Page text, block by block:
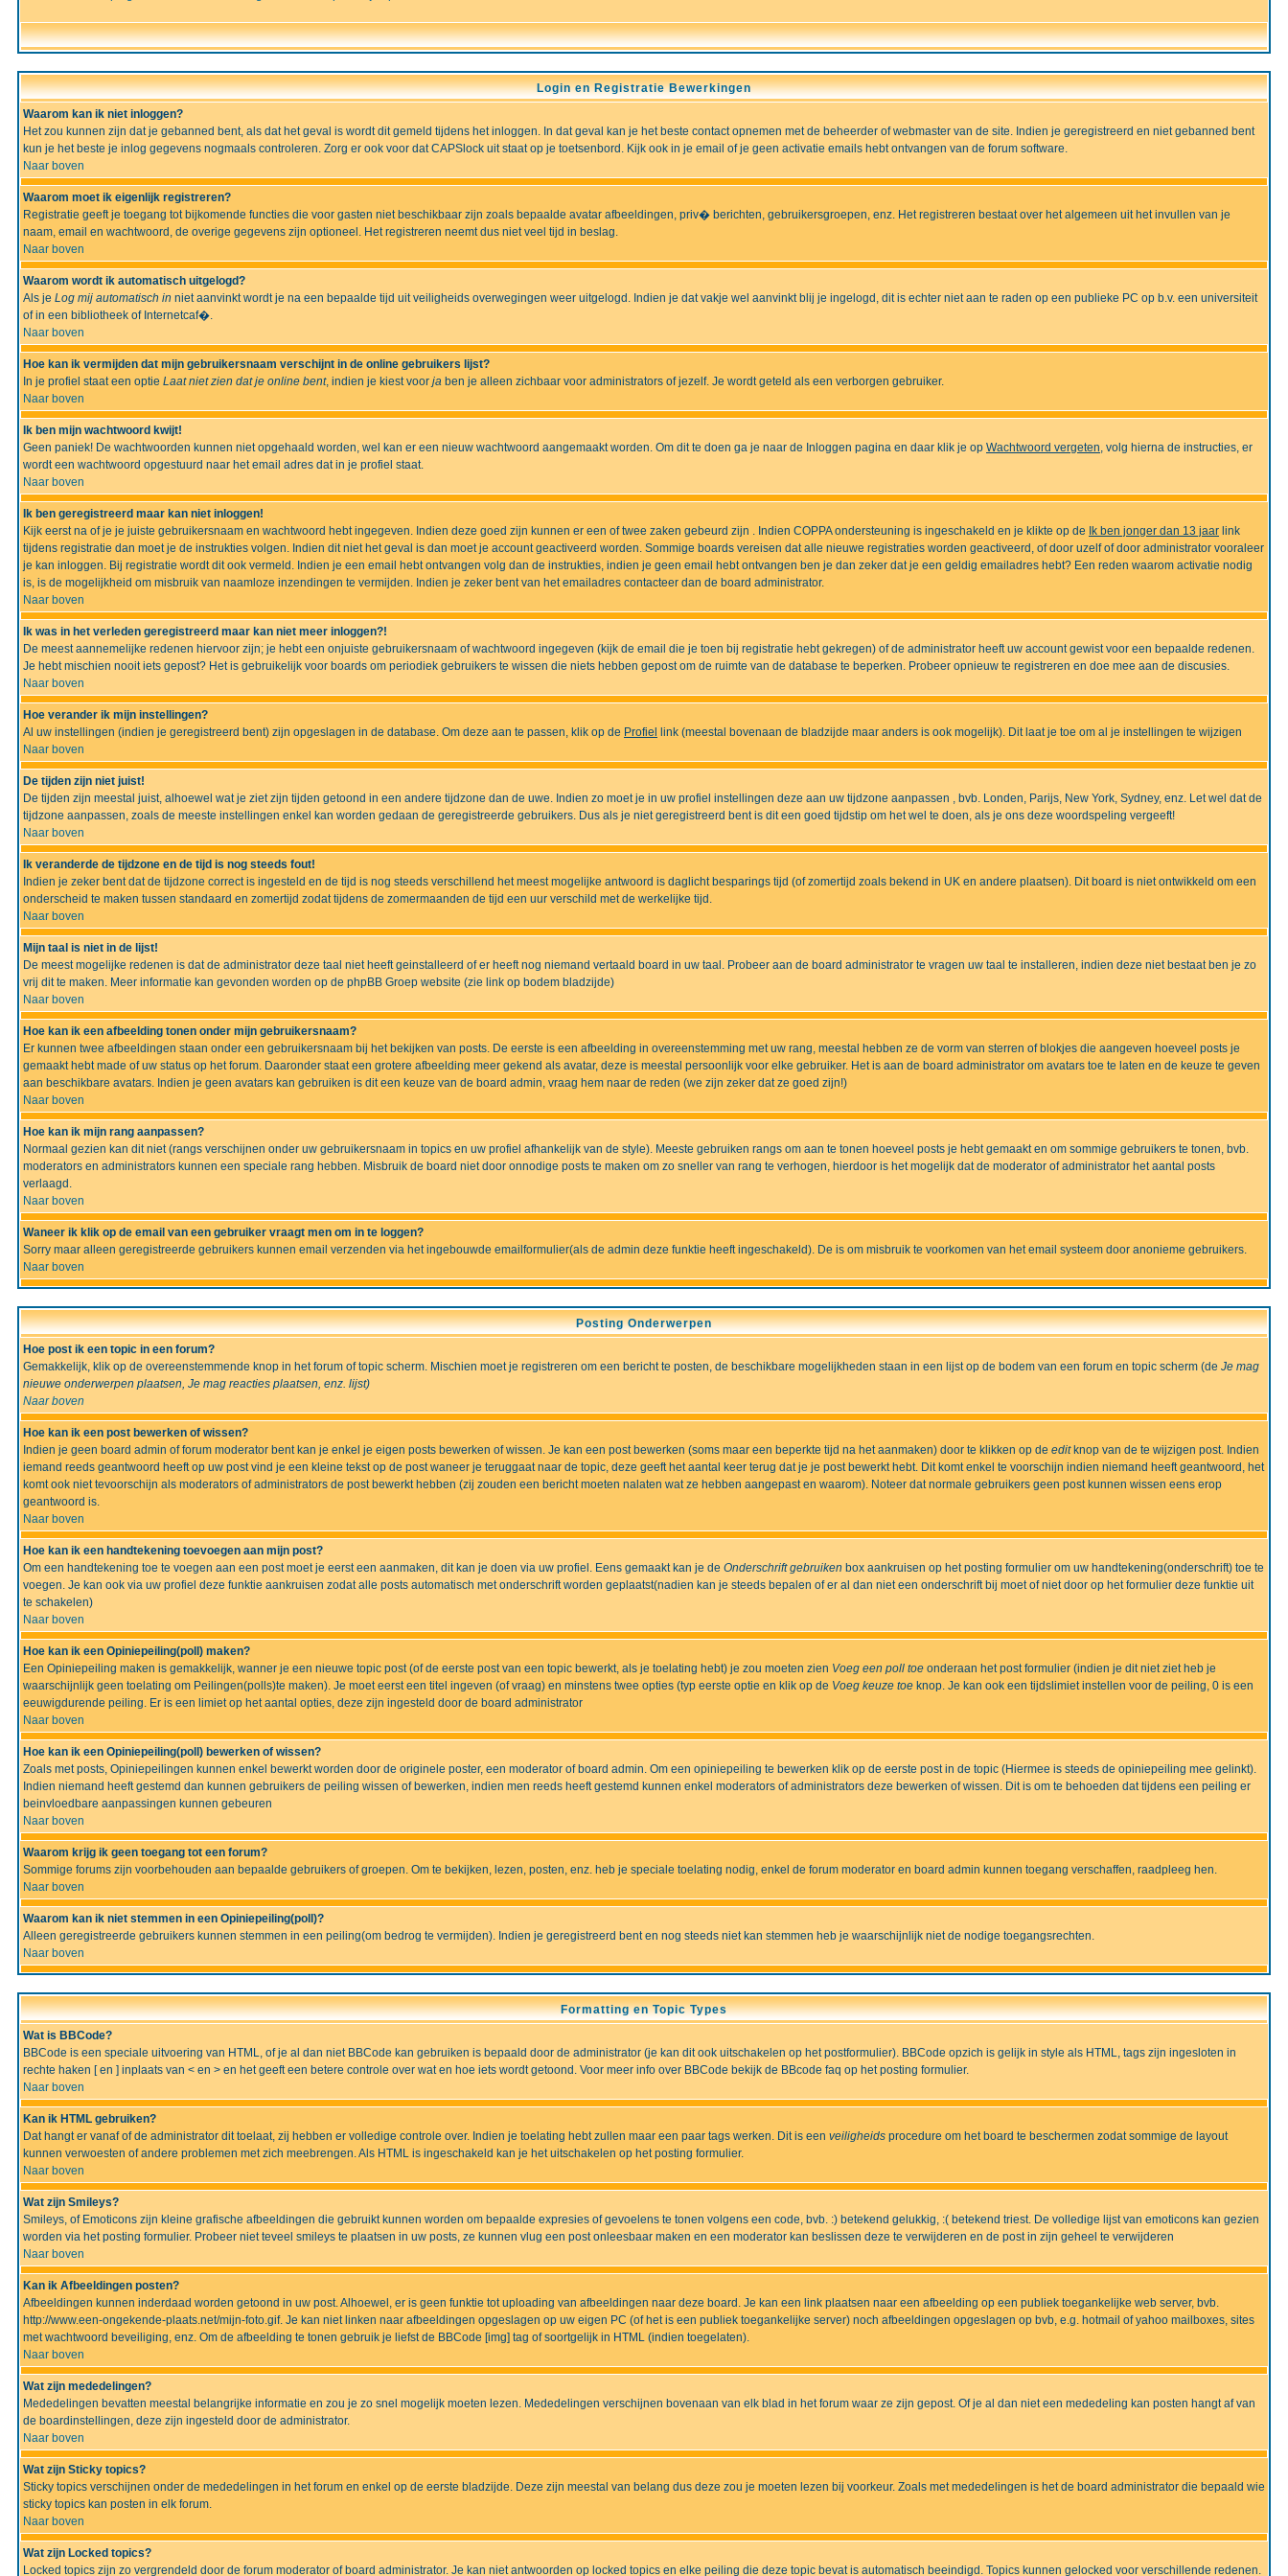
Login en Registratie Bewerkingen
Waarom kan ik niet inloggen?
Het zou kunnen zijn dat je gebanned bent, als dat het geval is wordt dit gemeld tijdens het inloggen. In dat geval kan je het beste contact opnemen met de beheerder of webmaster van de site. Indien je geregistreerd en niet gebanned bent
kun je het beste je inlog gegevens nogmaals controleren. Zorg er ook voor dat CAPSlock uit staat op je toetsenbord. Kijk ook in je email of je geen activatie emails hebt ontvangen van de forum software.
Naar boven
Waarom moet ik eigenlijk registreren?
Registratie geeft je toegang tot bijkomende functies die voor gasten niet beschikbaar zijn zoals bepaalde avatar afbeeldingen, priv� berichten, gebruikersgroepen, enz. Het registreren bestaat over het algemeen uit het invullen van je
naam, email en wachtwoord, de overige gegevens zijn optioneel. Het registreren neemt dus niet veel tijd in beslag.
Naar boven
Waarom wordt ik automatisch uitgelogd?
Als je Log mij automatisch in niet aanvinkt wordt je na een bepaalde tijd uit veiligheids overwegingen weer uitgelogd. Indien je dat vakje wel aanvinkt blij je ingelogd, dit is echter niet aan te raden op een publieke PC op b.v. een universiteit
of in een bibliotheek of Internetcaf�.
Naar boven
Hoe kan ik vermijden dat mijn gebruikersnaam verschijnt in de online gebruikers lijst?
In je profiel staat een optie Laat niet zien dat je online bent, indien je kiest voor ja ben je alleen zichbaar voor administrators of jezelf. Je wordt geteld als een verborgen gebruiker.
Naar boven
Ik ben mijn wachtwoord kwijt!
Geen paniek! De wachtwoorden kunnen niet opgehaald worden, wel kan er een nieuw wachtwoord aangemaakt worden. Om dit te doen ga je naar de Inloggen pagina en daar klik je op Wachtwoord vergeten, volg hierna de instructies, er
wordt een wachtwoord opgestuurd naar het email adres dat in je profiel staat.
Naar boven
Ik ben geregistreerd maar kan niet inloggen!
Kijk eerst na of je je juiste gebruikersnaam en wachtwoord hebt ingegeven. Indien deze goed zijn kunnen er een of twee zaken gebeurd zijn . Indien COPPA ondersteuning is ingeschakeld en je klikte op de Ik ben jonger dan 13 jaar link
tijdens registratie dan moet je de instrukties volgen. Indien dit niet het geval is dan moet je account geactiveerd worden. Sommige boards vereisen dat alle nieuwe registraties worden geactiveerd, of door uzelf of door administrator vooraleer
je kan inloggen. Bij registratie wordt dit ook vermeld. Indien je een email hebt ontvangen volg dan de instrukties, indien je geen email hebt ontvangen ben je dan zeker dat je een geldig emailadres hebt? Een reden waarom activatie nodig
is, is de mogelijkheid om misbruik van naamloze inzendingen te vermijden. Indien je zeker bent van het emailadres contacteer dan de board administrator.
Naar boven
Ik was in het verleden geregistreerd maar kan niet meer inloggen?!
De meest aannemelijke redenen hiervoor zijn; je hebt een onjuiste gebruikersnaam of wachtwoord ingegeven (kijk de email die je toen bij registratie hebt gekregen) of de administrator heeft uw account gewist voor een bepaalde redenen.
Je hebt mischien nooit iets gepost? Het is gebruikelijk voor boards om periodiek gebruikers te wissen die niets hebben gepost om de ruimte van de database te beperken. Probeer opnieuw te registreren en doe mee aan de discusies.
Naar boven
Hoe verander ik mijn instellingen?
Al uw instellingen (indien je geregistreerd bent) zijn opgeslagen in de database. Om deze aan te passen, klik op de Profiel
link (meestal bovenaan de bladzijde maar anders is ook mogelijk). Dit laat je toe om al je instellingen te wijzigen
Naar boven
De tijden zijn niet juist!
De tijden zijn meestal juist, alhoewel wat je ziet zijn tijden getoond in een andere tijdzone dan de uwe. Indien zo moet je in uw profiel instellingen deze aan uw tijdzone aanpassen , bvb. Londen, Parijs, New York, Sydney, enz. Let wel dat de
tijdzone aanpassen, zoals de meeste instellingen enkel kan worden gedaan de geregistreerde gebruikers. Dus als je niet geregistreerd bent is dit een goed tijdstip om het wel te doen, als je ons deze woordspeling vergeeft!
Naar boven
Ik veranderde de tijdzone en de tijd is nog steeds fout!
Indien je zeker bent dat de tijdzone correct is ingesteld en de tijd is nog steeds verschillend het meest mogelijke antwoord is daglicht besparings tijd (of zomertijd zoals bekend in UK en andere plaatsen). Dit board is niet ontwikkeld om een
onderscheid te maken tussen standaard en zomertijd zodat tijdens de zomermaanden de tijd een uur verschild met de werkelijke tijd.
Naar boven
Mijn taal is niet in de lijst!
De meest mogelijke redenen is dat de administrator deze taal niet heeft geinstalleerd of er heeft nog niemand vertaald board in uw taal. Probeer aan de board administrator te vragen uw taal te installeren, indien deze niet bestaat ben je zo
vrij dit te maken. Meer informatie kan gevonden worden op de phpBB Groep website (zie link op bodem bladzijde)
Naar boven
Hoe kan ik een afbeelding tonen onder mijn gebruikersnaam?
Er kunnen twee afbeeldingen staan onder een gebruikersnaam bij het bekijken van posts. De eerste is een afbeelding in overeenstemming met uw rang, meestal hebben ze de vorm van sterren of blokjes die aangeven hoeveel posts je
gemaakt hebt made of uw status op het forum. Daaronder staat een grotere afbeelding meer gekend als avatar, deze is meestal persoonlijk voor elke gebruiker. Het is aan de board administrator om avatars toe te laten en de keuze te geven
aan beschikbare avatars. Indien je geen avatars kan gebruiken is dit een keuze van de board admin, vraag hem naar de reden (we zijn zeker dat ze goed zijn!)
Naar boven
Hoe kan ik mijn rang aanpassen?
Normaal gezien kan dit niet (rangs verschijnen onder uw gebruikersnaam in topics en uw profiel afhankelijk van de style). Meeste gebruiken rangs om aan te tonen hoeveel posts je hebt gemaakt en om sommige gebruikers te tonen, bvb.
moderators en administrators kunnen een speciale rang hebben. Misbruik de board niet door onnodige posts te maken om zo sneller van rang te verhogen, hierdoor is het mogelijk dat de moderator of administrator het aantal posts
verlaagd.
Naar boven
Waneer ik klik op de email van een gebruiker vraagt men om in te loggen?
Sorry maar alleen geregistreerde gebruikers kunnen email verzenden via het ingebouwde emailformulier(als de admin deze funktie heeft ingeschakeld). De is om misbruik te voorkomen van het email systeem door anonieme gebruikers.
Naar boven
Posting Onderwerpen
Hoe post ik een topic in een forum?
Gemakkelijk, klik op de overeenstemmende knop in het forum of topic scherm. Mischien moet je registreren om een bericht te posten, de beschikbare mogelijkheden staan in een lijst op de bodem van een forum en topic scherm (de Je mag
nieuwe onderwerpen plaatsen, Je mag reacties plaatsen, enz. lijst)
Naar boven
Hoe kan ik een post bewerken of wissen?
Indien je geen board admin of forum moderator bent kan je enkel je eigen posts bewerken of wissen. Je kan een post bewerken (soms maar een beperkte tijd na het aanmaken) door te klikken op de editknop van de te wijzigen post. Indien
iemand reeds geantwoord heeft op uw post vind je een kleine tekst op de post waneer je teruggaat naar de topic, deze geeft het aantal keer terug dat je je post bewerkt hebt. Dit komt enkel te voorschijn indien niemand heeft geantwoord, het
komt ook niet tevoorschijn als moderators of administrators de post bewerkt hebben (zij zouden een bericht moeten nalaten wat ze hebben aangepast en waarom). Noteer dat normale gebruikers geen post kunnen wissen eens erop
geantwoord is.
Naar boven
Hoe kan ik een handtekening toevoegen aan mijn post?
Om een handtekening toe te voegen aan een post moet je eerst een aanmaken, dit kan je doen via uw profiel. Eens gemaakt kan je de Onderschrift gebruiken box aankruisen op het posting formulier om uw handtekening(onderschrift) toe te
voegen. Je kan ook via uw profiel deze funktie aankruisen zodat alle posts automatisch met onderschrift worden geplaatst(nadien kan je steeds bepalen of er al dan niet een onderschrift bij moet of niet door op het formulier deze funktie uit
te schakelen)
Naar boven
Hoe kan ik een Opiniepeiling(poll) maken?
Een Opiniepeiling maken is gemakkelijk, wanner je een nieuwe topic post (of de eerste post van een topic bewerkt, als je toelating hebt) je zou moeten zien Voeg een poll toe onderaan het post formulier (indien je dit niet ziet heb je
waarschijnlijk geen toelating om Peilingen(polls)te maken). Je moet eerst een titel ingeven (of vraag) en minstens twee opties (typ eerste optie en klik op de Voeg keuze toe knop. Je kan ook een tijdslimiet instellen voor de peiling, 0 is een
eeuwigdurende peiling. Er is een limiet op het aantal opties, deze zijn ingesteld door de board administrator
Naar boven
Hoe kan ik een Opiniepeiling(poll) bewerken of wissen?
Zoals met posts, Opiniepeilingen kunnen enkel bewerkt worden door de originele poster, een moderator of board admin. Om een opiniepeiling te bewerken klik op de eerste post in de topic (Hiermee is steeds de opiniepeiling mee gelinkt).
Indien niemand heeft gestemd dan kunnen gebruikers de peiling wissen of bewerken, indien men reeds heeft gestemd kunnen enkel moderators of administrators deze bewerken of wissen. Dit is om te behoeden dat tijdens een peiling er
beinvloedbare aanpassingen kunnen gebeuren
Naar boven
Waarom krijg ik geen toegang tot een forum?
Sommige forums zijn voorbehouden aan bepaalde gebruikers of groepen. Om te bekijken, lezen, posten, enz. heb je speciale toelating nodig, enkel de forum moderator en board admin kunnen toegang verschaffen, raadpleeg hen.
Naar boven
Waarom kan ik niet stemmen in een Opiniepeiling(poll)?
Alleen geregistreerde gebruikers kunnen stemmen in een peiling(om bedrog te vermijden). Indien je geregistreerd bent en nog steeds niet kan stemmen heb je waarschijnlijk niet de nodige toegangsrechten.
Naar boven
Formatting en Topic Types
Wat is BBCode?
BBCode is een speciale uitvoering van HTML, of je al dan niet BBCode kan gebruiken is bepaald door de administrator (je kan dit ook uitschakelen op het postformulier). BBCode opzich is gelijk in style als HTML, tags zijn ingesloten in
rechte haken [ en ] inplaats van < en > en het geeft een betere controle over wat en hoe iets wordt getoond. Voor meer info over BBCode bekijk de BBcode faq op het posting formulier.
Naar boven
Kan ik HTML gebruiken?
Dat hangt er vanaf of de administrator dit toelaat, zij hebben er volledige controle over. Indien je toelating hebt zullen maar een paar tags werken. Dit is een veiligheids procedure om het board te beschermen zodat sommige de layout
kunnen verwoesten of andere problemen met zich meebrengen. Als HTML is ingeschakeld kan je het uitschakelen op het posting formulier.
Naar boven
Wat zijn Smileys?
Smileys, of Emoticons zijn kleine grafische afbeeldingen die gebruikt kunnen worden om bepaalde expresies of gevoelens te tonen volgens een code, bvb. :) betekend gelukkig, :( betekend triest. De volledige lijst van emoticons kan gezien
worden via het posting formulier. Probeer niet teveel smileys te plaatsen in uw posts, ze kunnen vlug een post onleesbaar maken en een moderator kan beslissen deze te verwijderen en de post in zijn geheel te verwijderen
Naar boven
Kan ik Afbeeldingen posten?
Afbeeldingen kunnen inderdaad worden getoond in uw post. Alhoewel, er is geen funktie tot uploading van afbeeldingen naar deze board. Je kan een link plaatsen naar een afbeelding op een publiek toegankelijke web server, bvb.
http://www.een-ongekende-plaats.net/mijn-foto.gif. Je kan niet linken naar afbeeldingen opgeslagen op uw eigen PC (of het is een publiek toegankelijke server) noch afbeeldingen opgeslagen op bvb, e.g. hotmail of yahoo mailboxes, sites
met wachtwoord beveiliging, enz. Om de afbeelding te tonen gebruik je liefst de BBCode [img] tag of soortgelijk in HTML (indien toegelaten).
Naar boven
Wat zijn mededelingen?
Mededelingen bevatten meestal belangrijke informatie en zou je zo snel mogelijk moeten lezen. Mededelingen verschijnen bovenaan van elk blad in het forum waar ze zijn gepost. Of je al dan niet een mededeling kan posten hangt af van
de boardinstellingen, deze zijn ingesteld door de administrator.
Naar boven
Wat zijn Sticky topics?
Sticky topics verschijnen onder de mededelingen in het forum en enkel op de eerste bladzijde. Deze zijn meestal van belang dus deze zou je moeten lezen bij voorkeur. Zoals met mededelingen is het de board administrator die bepaald wie
sticky topics kan posten in elk forum.
Naar boven
Wat zijn Locked topics?
Locked topics zijn zo vergrendeld door de forum moderator of board administrator. Je kan niet antwoorden op locked topics en elke peiling die deze topic bevat is automatisch beeindigd. Topics kunnen gelocked voor verschillende redenen.